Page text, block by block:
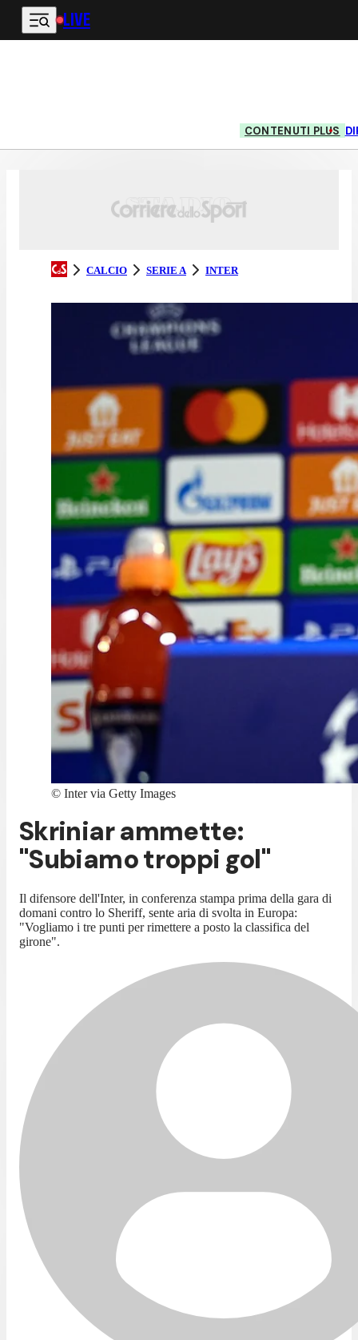
Vai al contenuto principale
LIVE
CONTENUTI PLUS
CALCIO SERIE A INTER
© Inter via Getty Images
Skriniar ammette:
"Subiamo troppi gol"
Il difensore dell'Inter, in conferenza stampa prima della gara di
domani contro lo Sheriff, sente aria di svolta in Europa:
"Vogliamo i tre punti per rimettere a posto la classifica del
girone".